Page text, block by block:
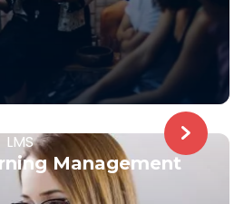
LMS
Management